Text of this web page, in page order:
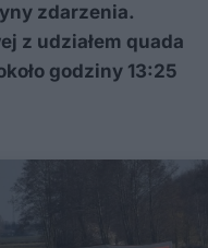
zdarzenia.
z udziałem quada
godziny 13:25